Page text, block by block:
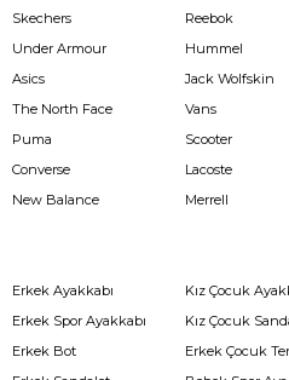
Skechers
Under Armour
Asics
The North Face
Puma
Converse
New Balance
Reebok
Hummel
Jack Wolfskin
Vans
Scooter
Lacoste
Merrell
Erkek Ayakkabı
Erkek Spor Ayakkabı
Erkek Bot
Kız Çocuk
Kız Çocuk
Erkek Çocuk